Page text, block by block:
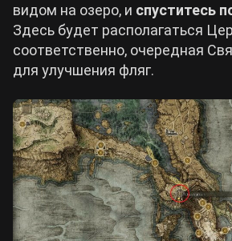
видом на озеро, и спуститесь
Здесь будет располагаться
соответственно, очередная
для улучшения фляг.